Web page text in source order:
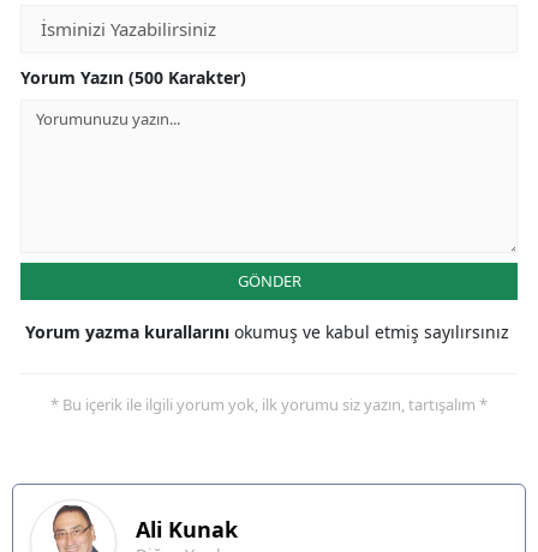
Yorum Yazın (500 Karakter)
GÖNDER
Yorum yazma kurallarını okumuş ve kabul etmiş sayılırsınız
* Bu içerik ile ilgili yorum yok, ilk yorumu siz yazın, tartışalım *
Ali Kunak